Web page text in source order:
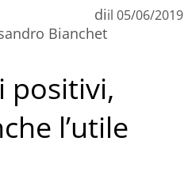
di
Bianchet
il 05/06/2019
positivi,
l’utile